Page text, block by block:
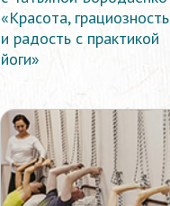
«Красота, грациозность
и радость с практикой
йоги»